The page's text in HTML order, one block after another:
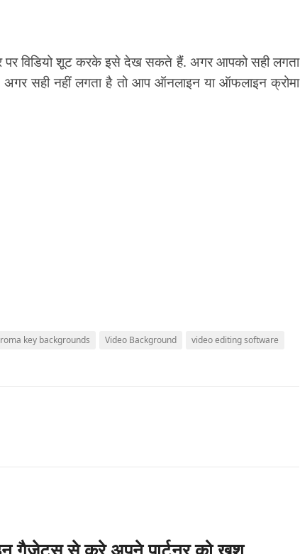
पर विडियो शूट करके इसे देख सकते हैं. अगर आपको सही लगता
सही नहीं लगता है तो आप ऑनलाइन या ऑफलाइन क्रोमा
key backgrounds Video Background
video editing software